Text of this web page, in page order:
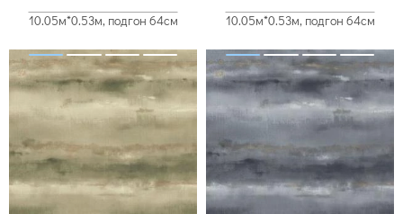
10.05м*0.53м, подгон 64см
10.05м*0.53м, подгон 64см